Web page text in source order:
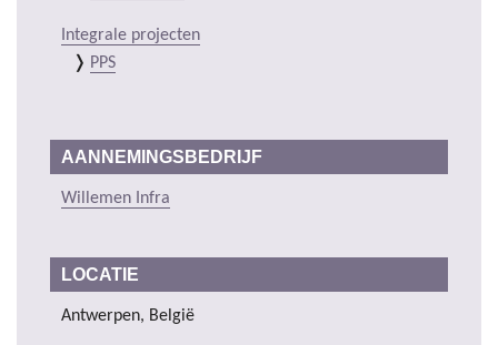
Integrale projecten
PPS
AANNEMINGSBEDRIJF
Willemen Infra
LOCATIE
Antwerpen, België